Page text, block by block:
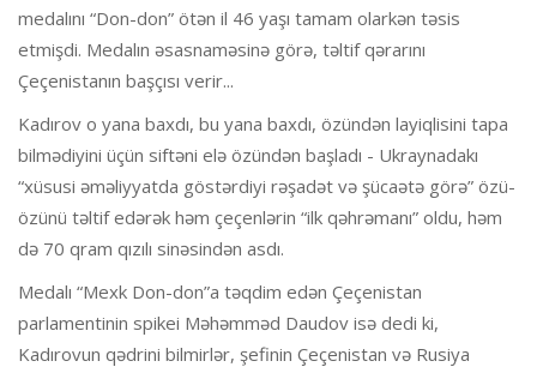
medalını “Don-don” ötən il 46 yaşı tamam olarkən təsis
etmişdi. Medalın əsasnaməsinə görə, təltif qərarını
Çeçenistanın başçısı verir...
Kadırov o yana baxdı, bu yana baxdı, özündən layiqlisini tapa
bilmədiyini üçün siftəni elə özündən başladı - Ukraynadakı
“xüsusi əməliyyatda göstərdiyi rəşadət və şücaətə görə” özü-
özünü təltif edərək həm çeçenlərin “ilk qəhrəmanı” oldu, həm
də 70 qram qızılı sinəsindən asdı.
Medalı “Mexk Don-don”a təqdim edən Çeçenistan
parlamentinin spikei Məhəmməd Daudov isə dedi ki,
Kadırovun qədrini bilmirlər, şefinin Çeçenistan və Rusiya